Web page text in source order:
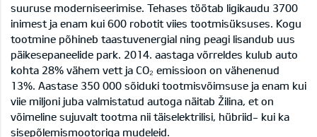
suuruse moderniseerimise. Tehases töötab ligikaudu 3700
inimest ja enam kui 600 robotit viies tootmisüksuses. Kogu
tootmine põhineb taastuvenergial ning peagi lisandub uus
päikesepaneelide park. 2014. aastaga võrreldes kulub auto
kohta 28% vähem vett ja CO₂ emissioon on vähenenud
13%. Aastase 350 000 sõiduki tootmisvõimsuse ja enam kui
viie miljoni juba valmistatud autoga näitab Žilina, et on
võimeline sujuvalt tootma nii täiselektrilisi, hübriid- kui ka
sisepõlemismootoriga mudeleid.